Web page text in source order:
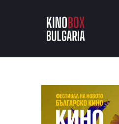
KINOBOX
АНАЛИЗИ
БАХТИ НАГРАДИТЕ